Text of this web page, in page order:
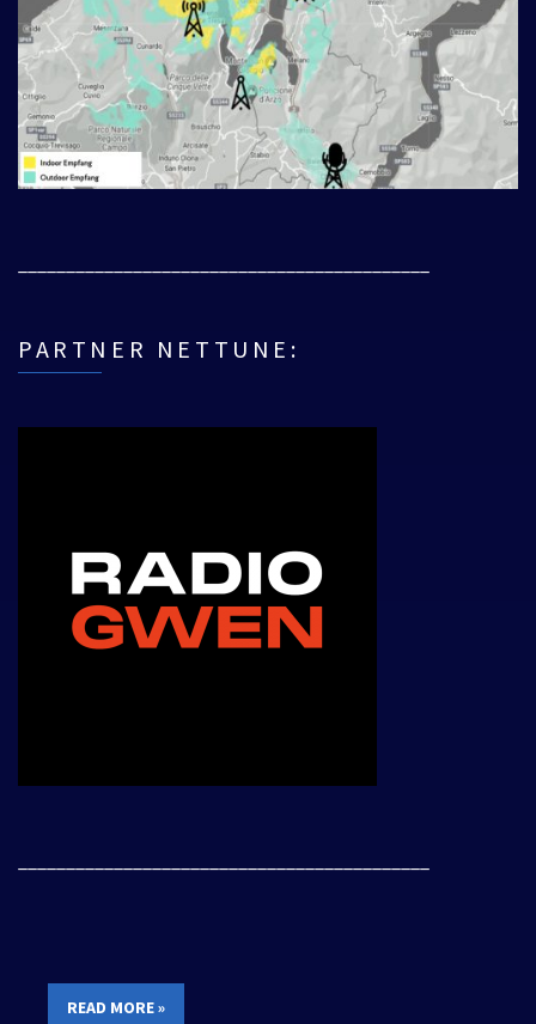
PARTNER NETTUNE:
READ MORE »